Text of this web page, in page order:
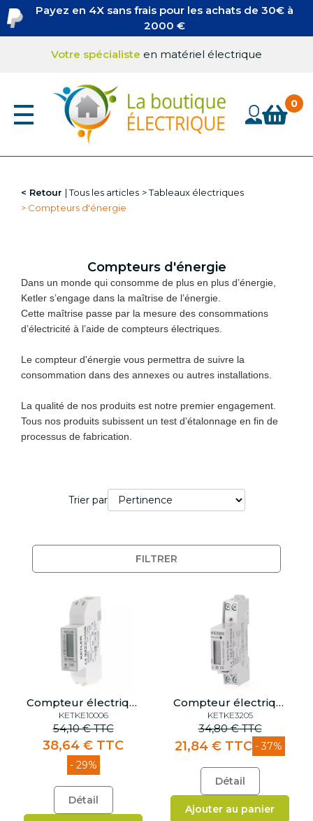
Aller
au
contenu
Payez en 4X sans frais pour les achats de 30€ à
2000 €
Votre spécialiste en matériel électrique
Retour Tous les articles
Tableaux électriques
Compteurs d'énergie
Compteurs d'énergie
Dans un monde qui consomme de plus en plus d’énergie,
Ketler s’engage dans la maîtrise de l’énergie.
Cette maîtrise passe par la mesure des consommations
d’électricité à l’aide de compteurs électriques.
Le compteur d'énergie vous permettra de suivre la
consommation dans des annexes ou autres installations.
La qualité de nos produits est notre premier engagement.
Tous nos produits subissent un test d’étalonnage en fin de
processus de fabrication.
Trier par
FILTRER
Compteur électrique monophasé 100 A
KETKE10006
54,10 € TTC
38,64 € TTC
- 29%
Détail
Compteur électrique monophasé 45
KETKE3205
34,80 € TTC
21,84 € TTC - 37%
Détail
Ajouter au panier